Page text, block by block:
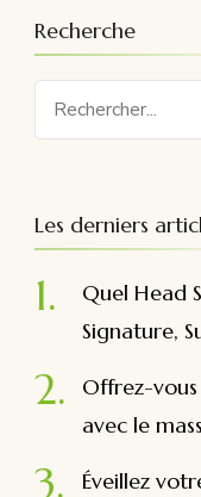
Recherche
Recherche
pour
Les derniers
Quel Head
Signature,
Offrez-
avec le
Éveillez